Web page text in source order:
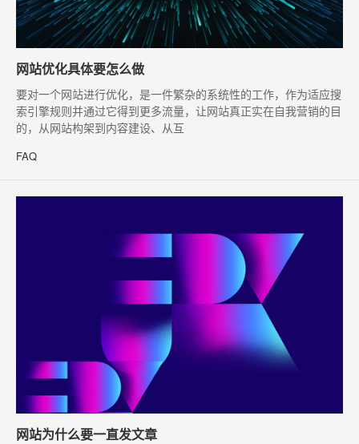
网站优化具体要怎么做
​要对一个网站进行优化，是一件繁杂的系统性的工作，作为适应搜
索引擎规则并通过它得到更多流量，让网站真正实在自我营销的目
的，从网站构架到内容建设、从互
FAQ
网站为什么要一直发文章